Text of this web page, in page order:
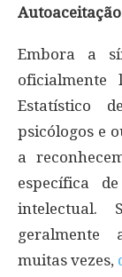
Embora a
oficialmente
Estatístico
psicólogos e
a
específica
intelectual.
geralmente
muitas vezes,